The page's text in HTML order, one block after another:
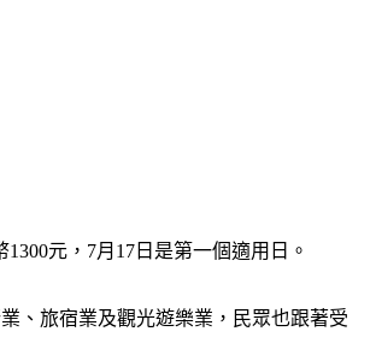
元，7月17日是第一個適用日。
、旅宿業及觀光遊樂業，民眾也跟著受